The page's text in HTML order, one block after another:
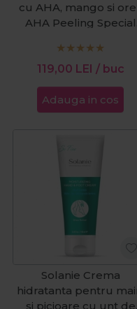
cu AHA, mango si
AHA Peeling Special
119,00 LEI / buc
Adauga in cos
Solanie Crema
hidratanta pentru
si picioare cu unt de